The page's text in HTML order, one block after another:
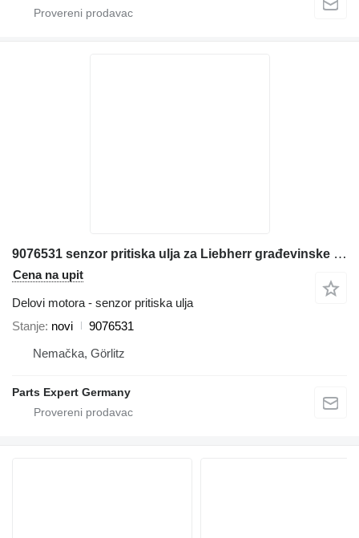
9076531 senzor pritiska ulja za Liebherr građevinske mašine
Cena na upit
Delovi motora - senzor pritiska ulja
Stanje novi
9076531
Nemačka, Görlitz
Parts Expert Germany